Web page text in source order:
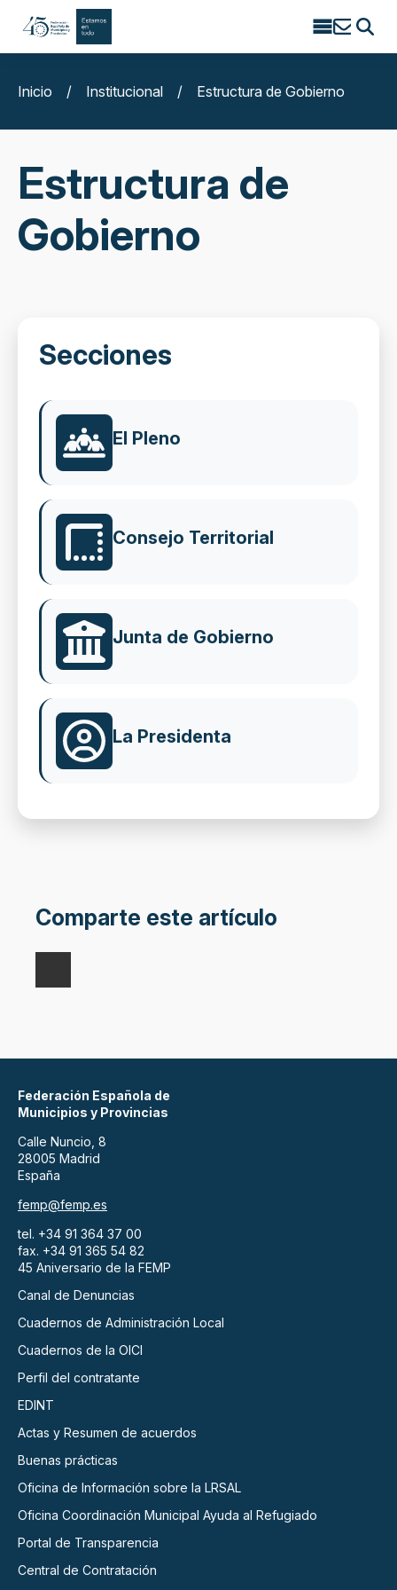
Search
Inicio
/ Institucional / Estructura de Gobierno
Estructura de
Gobierno
Secciones
El Pleno
Consejo Territorial
Junta de Gobierno
La Presidenta
Comparte este artículo
Federación Española de
Municipios y Provincias
Calle Nuncio, 8
28005 Madrid
España
femp@femp.es
tel. +34 91 364 37 00
fax. +34 91 365 54 82
45 Aniversario de la FEMP
Canal de Denuncias
Cuadernos de Administración Local
Cuadernos de la OICI
Perfil del contratante
EDINT
Actas y Resumen de acuerdos
Buenas prácticas
Oficina de Información sobre la LRSAL
Oficina Coordinación Municipal Ayuda al Refugiado
Portal de Transparencia
Central de Contratación